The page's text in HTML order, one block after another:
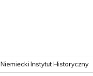
Niemiecki Instytut Historyczny